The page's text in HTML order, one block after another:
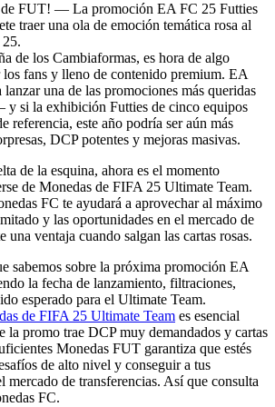
de FUT! — La promoción EA FC 25 Futties
traer una ola de emoción temática rosa al
de los Cambiaformas, es hora de algo
fans y lleno de contenido premium. EA
lanzar una de las promociones más queridas
si la exhibición Futties de cinco equipos
referencia, este año podría ser aún más
DCP potentes y mejoras masivas.
de la esquina, ahora es el momento
de Monedas de FIFA 25 Ultimate Team.
FC te ayudará a aprovechar al máximo
y las oportunidades en el mercado de
una ventaja cuando salgan las cartas rosas.
sabemos sobre la próxima promoción EA
la fecha de lanzamiento, filtraciones,
esperado para el Ultimate Team.
de FIFA 25 Ultimate Team es esencial
la promo trae DCP muy demandados y cartas
Monedas FUT garantiza que estés
de alto nivel y conseguir a tus
mercado de transferencias. Así que consulta
FC.